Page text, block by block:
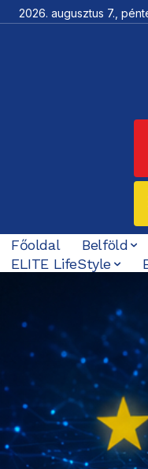
2026. augusztus 7.,
Főoldal Belföld
ELITE LifeStyle